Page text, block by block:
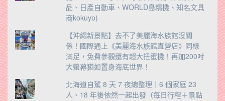
品、日產自動車、WORLD島精機、知名文具
商kokuyo)
【沖繩新景點】去不了美麗海水族館沒關
係！國際通上《美麗海水族館直營店》同樣
滿足，免費參觀還有超大扭蛋機！再加200吋
大螢幕猶如置身海底世界！
北海道自駕 8 天 7 夜總整理｜6 個家庭 23
人、18 年後依然一起出發（每日行程＋景點